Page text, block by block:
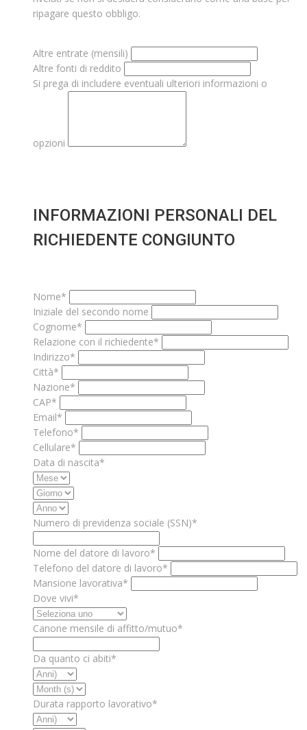
ripagare questo obbligo.
Altre entrate (mensili)
Altre fonti di reddito
Si prega di includere eventuali ulteriori informazioni o
opzioni
INFORMAZIONI PERSONALI DEL
RICHIEDENTE CONGIUNTO
Nome*
Iniziale del secondo nome
Cognome*
Relazione con il richiedente*
Indirizzo*
Città*
Nazione*
CAP*
Email*
Telefono*
Cellulare*
Data di nascita*
Numero di previdenza sociale (SSN)*
Nome del datore di lavoro*
Telefono del datore di lavoro*
Mansione lavorativa*
Dove vivi*
Canone mensile di affitto/mutuo*
Da quanto ci abiti*
Durata rapporto lavorativo*